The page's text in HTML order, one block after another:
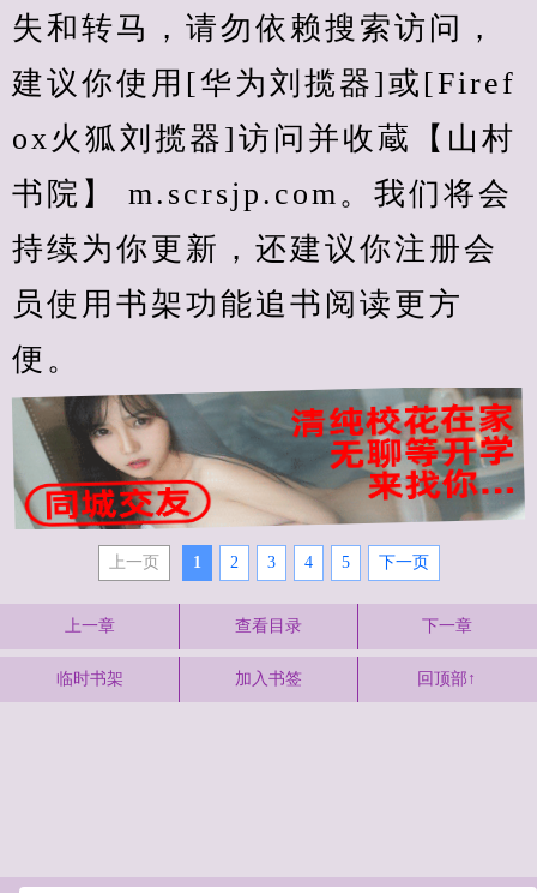
失和转马，请勿依赖搜索访问，
建议你使用[华为刘揽器]或[Firef
ox火狐刘揽器]访问并收蔵【山村
书院】 m.scrsjp.com。我们将会
持续为你更新，还建议你注册会
员使用书架功能追书阅读更方
便。
上一页 1 2 3 4 5 下一页
上一章 查看目录 下一章
临时书架 加入书签 回顶部↑